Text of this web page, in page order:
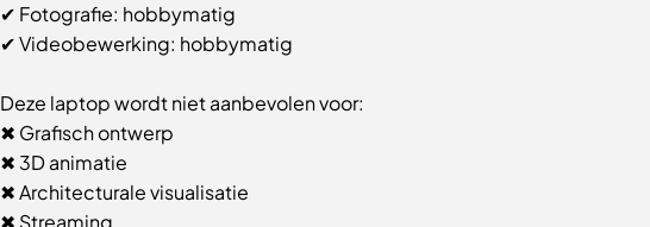
✔ Fotografie: hobbymatig
✔ Videobewerking: hobbymatig
Deze laptop wordt niet aanbevolen voor:
✖ Grafisch ontwerp
✖ 3D animatie
✖ Architecturale visualisatie
✖ Streaming